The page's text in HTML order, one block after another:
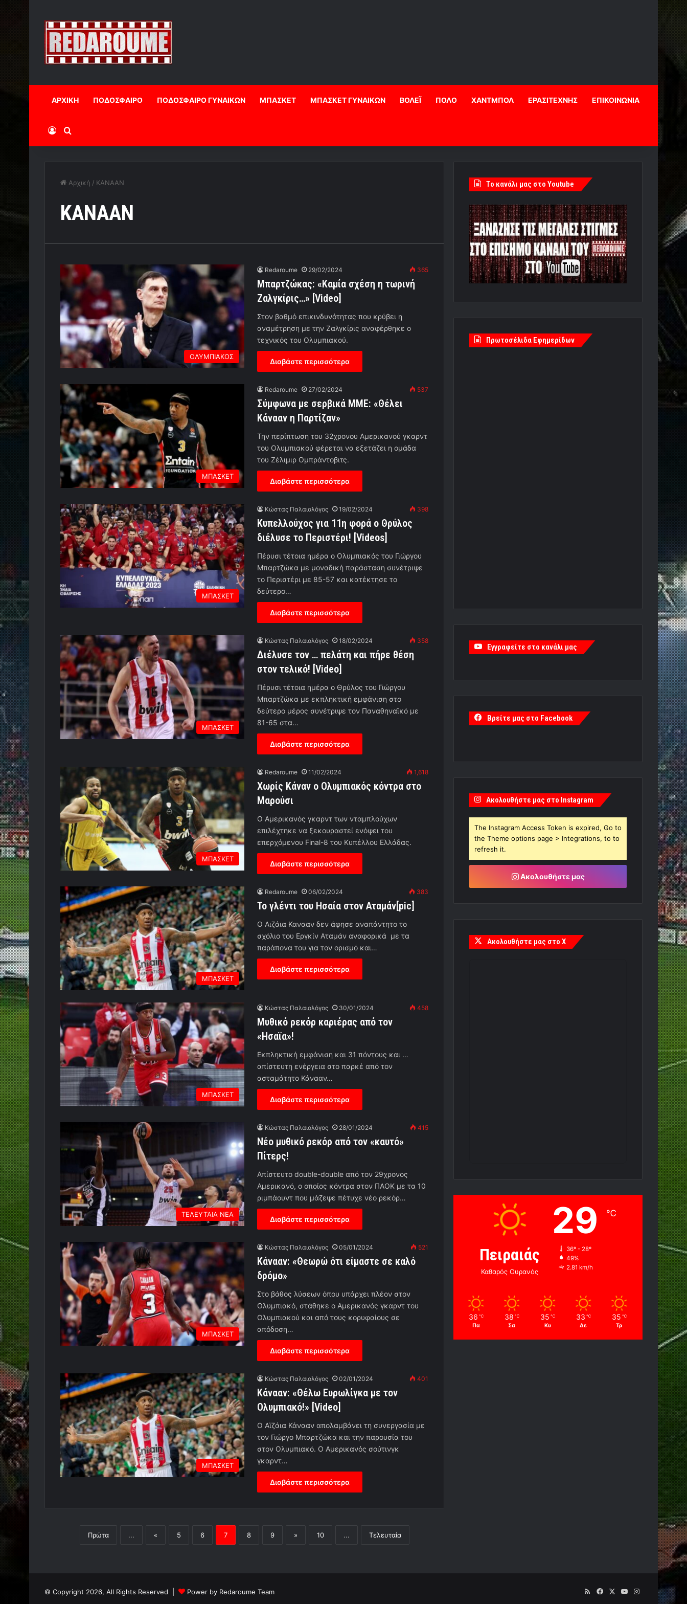
ΑΡΧΙΚΗ ΠΟΔΟΣΦΑΙΡΟ ΠΟΔΟΣΦΑΙΡΟ ΓΥΝΑΙΚΩΝ ΜΠΑΣΚΕΤ ΜΠΑΣΚΕΤ ΓΥΝΑΙΚΩΝ ΒΟΛΕΪ ΠΟΛΟ ΧΑΝΤΜΠΟΛ ΕΡΑΣΙΤΕΧΝΗΣ ΕΠΙΚΟΙΝΩΝΙΑ
Log InΑναζήτηση
Αρχική / ΚΑΝΑΑΝ
ΚΑΝΑΑΝ
ΟΛΥΜΠΙΑΚΟΣ
Redaroume 29/02/2024 365
Μπαρτζώκας: «Καμία σχέση η τωρινή
Ζαλγκίρις…» [Video]
Στον βαθμό επικινδυνότητας που κρύβει η
αναμέτρηση με την Ζαλγκίρις αναφέρθηκε ο
τεχνικός του Ολυμπιακού.
Διαβάστε περισσότερα
ΜΠΑΣΚΕΤ
Redaroume 27/02/2024 537
Σύμφωνα με σερβικά ΜΜΕ: «Θέλει
Κάνααν η Παρτίζαν»
Την περίπτωση του 32χρονου Αμερικανού γκαρντ
του Ολυμπιακού φέρεται να εξετάζει η ομάδα
του Ζέλιμιρ Ομπράντοβιτς.
Διαβάστε περισσότερα
ΜΠΑΣΚΕΤ
Κώστας Παλαιολόγος 19/02/2024 398
Κυπελλούχος για 11η φορά ο Θρύλος
διέλυσε το Περιστέρι! [Videos]
Πέρυσι τέτοια ημέρα ο Ολυμπιακός του Γιώργου
Μπαρτζώκα με μοναδική παράσταση συνέτριψε
το Περιστέρι με 85-57 και κατέκτησε το
δεύτερο…
Διαβάστε περισσότερα
ΜΠΑΣΚΕΤ
Κώστας Παλαιολόγος 18/02/2024 358
Διέλυσε τον … πελάτη και πήρε θέση
στον τελικό! [Video]
Πέρυσι τέτοια ημέρα ο Θρύλος του Γιώργου
Μπαρτζώκα με εκπληκτική εμφάνιση στο
δεύτερο μέρος συνέτριψε τον Παναθηναϊκό με
81-65 στα…
Διαβάστε περισσότερα
ΜΠΑΣΚΕΤ
Redaroume 11/02/2024 1,618
Χωρίς Κάναν ο Ολυμπιακός κόντρα στο
Μαρούσι
Ο Αμερικανός γκαρντ των νταμπλούχων
επιλέχτηκε να ξεκουραστεί ενόψει του
επερχόμενου Final-8 του Κυπέλλου Ελλάδας.
Διαβάστε περισσότερα
ΜΠΑΣΚΕΤ
Redaroume 06/02/2024 383
Το γλέντι του Ησαία στον Αταμάν[pic]
O Aιζάια Κανααν δεν άφησε αναπάντητο το
σχόλιο του Εργκίν Αταμάν αναφορικά με τα
παράπονα του για τον ορισμό και…
Διαβάστε περισσότερα
ΜΠΑΣΚΕΤ
Κώστας Παλαιολόγος 30/01/2024 458
Μυθικό ρεκόρ καριέρας από τον
«Ησαϊα»!
Εκπληκτική εμφάνιση και 31 πόντους και …
απίστευτη ενέργεια στο παρκέ από τον
ασταμάτητο Κάνααν…
Διαβάστε περισσότερα
ΤΕΛΕΥΤΑΙΑ ΝΕΑ
Κώστας Παλαιολόγος 28/01/2024 415
Νέο μυθικό ρεκόρ από τον «καυτό»
Πίτερς!
Απίστευτο double-double από τον 29χρονος
Αμερικανό, ο οποίος κόντρα στον ΠΑΟΚ με τα 10
ριμπάουντ που μάζεψε πέτυχε νέο ρεκόρ…
Διαβάστε περισσότερα
ΜΠΑΣΚΕΤ
Κώστας Παλαιολόγος 05/01/2024 521
Κάνααν: «Θεωρώ ότι είμαστε σε καλό
δρόμο»
Στο βάθος λύσεων όπου υπάρχει πλέον στον
Ολυμπιακό, στάθηκε ο Αμερικανός γκαρντ του
Ολυμπιακού και από τους κορυφαίους σε
απόδοση…
Διαβάστε περισσότερα
ΜΠΑΣΚΕΤ
Κώστας Παλαιολόγος 02/01/2024 401
Κάνααν: «Θέλω Ευρωλίγκα με τον
Ολυμπιακό!» [Video]
Ο Αϊζάια Κάνααν απολαμβάνει τη συνεργασία με
τον Γιώργο Μπαρτζώκα και την παρουσία του
στον Ολυμπιακό. Ο Αμερικανός σούτινγκ
γκαρντ…
Διαβάστε περισσότερα
Πρώτα ... « 5 6 7 8 9 » 10 ... Τελευταία
Tο κανάλι μας στο Youtube
Πρωτοσέλιδα Εφημερίδων
Εγγραφείτε στο κανάλι μας
Βρείτε μας στο Facebook
Ακολουθήστε μας στο Instagram
The Instagram Access Token is expired, Go to
the Theme options page > Integrations, to to
refresh it.
Ακολουθήστε μας
Ακολουθήστε μας στο X
Πειραιάς
Καθαρός Ουρανός
29 ℃
36º - 28º
49%
2.81 km/h
36 ℃
Πα
38 ℃
Σα
35 ℃
Κυ
33 ℃
Δε
35 ℃
Τρ
© Copyright 2026, All Rights Reserved | Power by Redaroume Team RSSFacebook
X YouTubeInstagram